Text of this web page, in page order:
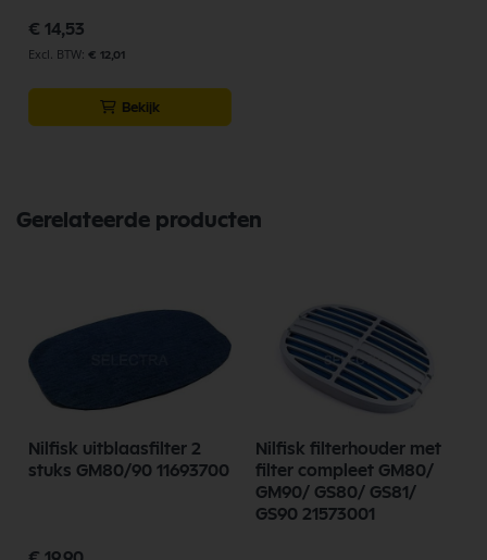
€ 14,53
€ 12,01
Bekijk
Gerelateerde producten
Nilfisk uitblaasfilter 2
stuks GM80/90 11693700
Nilfisk filterhouder met
filter compleet GM80/
GM90/ GS80/ GS81/
GS90 21573001